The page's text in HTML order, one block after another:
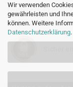
Wir verwenden
gewährleisten und
können. Weitere
Datenschutzerklärung.
(weitere
Sicher